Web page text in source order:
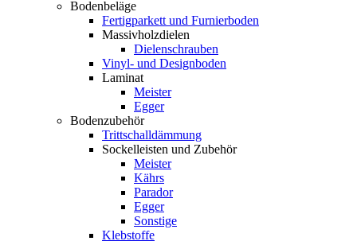
Bodenbeläge
Fertigparkett und Furnierboden
Massivholzdielen
Dielenschrauben
Vinyl- und Designboden
Laminat
Meister
Egger
Bodenzubehör
Trittschalldämmung
Sockelleisten und Zubehör
Meister
Kährs
Parador
Egger
Sonstige
Klebstoffe